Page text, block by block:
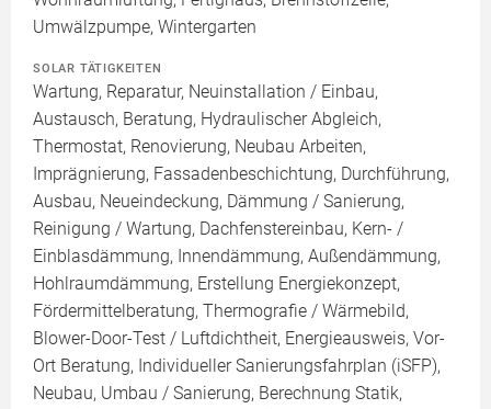
Umwälzpumpe, Wintergarten
SOLAR TÄTIGKEITEN
Wartung, Reparatur, Neuinstallation / Einbau,
Austausch, Beratung, Hydraulischer Abgleich,
Thermostat, Renovierung, Neubau Arbeiten,
Imprägnierung, Fassadenbeschichtung, Durchführung,
Ausbau, Neueindeckung, Dämmung / Sanierung,
Reinigung / Wartung, Dachfenstereinbau, Kern- /
Einblasdämmung, Innendämmung, Außendämmung,
Hohlraumdämmung, Erstellung Energiekonzept,
Fördermittelberatung, Thermografie / Wärmebild,
Blower-Door-Test / Luftdichtheit, Energieausweis, Vor-
Ort Beratung, Individueller Sanierungsfahrplan (iSFP),
Neubau, Umbau / Sanierung, Berechnung Statik,